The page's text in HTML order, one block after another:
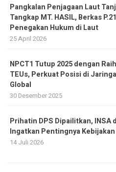
Pangkalan Penjagaan Laut
Tangkap MT. HASIL, Berkas
Penegakan Hukum di Laut
25 April 2026
NPCT1 Tutup 2025 dengan
TEUs, Perkuat Posisi di
Global
30 Desember 2025
Prihatin DPS Dipailitkan, INSA
Ingatkan Pentingnya
14 Juli 2026